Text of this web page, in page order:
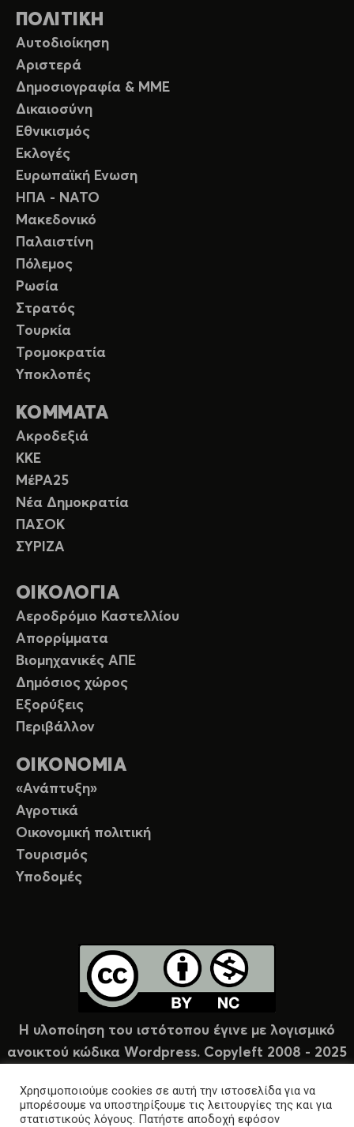
ΠΟΛΙΤΙΚΗ
Αυτοδιοίκηση
Αριστερά
Δημοσιογραφία & ΜΜΕ
Δικαιοσύνη
Εθνικισμός
Εκλογές
Ευρωπαϊκή Ενωση
ΗΠΑ - ΝΑΤΟ
Μακεδονικό
Παλαιστίνη
Πόλεμος
Ρωσία
Στρατός
Τουρκία
Τρομοκρατία
Υποκλοπές
ΚΟΜΜΑΤΑ
Ακροδεξιά
ΚΚΕ
ΜέΡΑ25
Νέα Δημοκρατία
ΠΑΣΟΚ
ΣΥΡΙΖΑ
ΟΙΚΟΛΟΓΙΑ
Αεροδρόμιο Καστελλίου
Απορρίμματα
Βιομηχανικές ΑΠΕ
Δημόσιος χώρος
Εξορύξεις
Περιβάλλον
ΟΙΚΟΝΟΜΙΑ
«Ανάπτυξη»
Αγροτικά
Οικονομική πολιτική
Τουρισμός
Υποδομές
Η υλοποίηση του ιστότοπου έγινε με λογισμικό
ανοικτού κώδικα Wordpress. Copyleft 2008 - 2025
Χρησιμοποιούμε cookies σε αυτή την ιστοσελίδα για να
μπορέσουμε να υποστηρίξουμε τις λειτουργίες της και για
στατιστικούς λόγους. Πατήστε αποδοχή εφόσον